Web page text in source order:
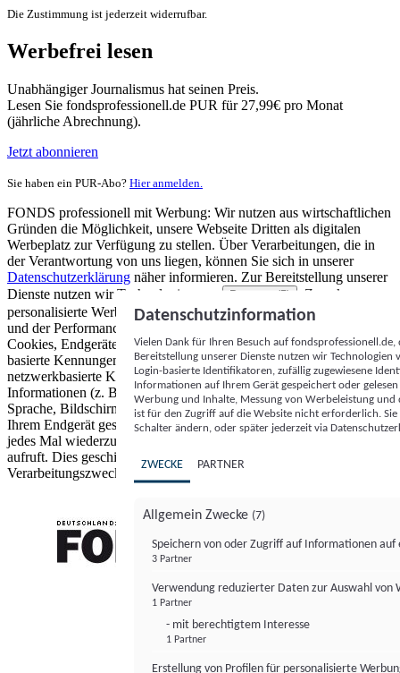
Die Zustimmung ist jederzeit widerrufbar.
Werbefrei lesen
Unabhängiger Journalismus hat seinen Preis.
Lesen Sie fondsprofessionell.de PUR für 27,99€ pro Monat
(jährliche Abrechnung).
Jetzt abonnieren
Sie haben ein PUR-Abo? Hier anmelden.
FONDS professionell mit Werbung: Wir nutzen aus wirtschaftlichen
Gründen die Möglichkeit, unsere Webseite Dritten als digitalen
Werbeplatz zur Verfügung zu stellen. Über Verarbeitungen, die in
der Verantwortung von uns liegen, können Sie sich in unserer
Datenschutzerklärung näher informieren. Zur Bereitstellung unserer
Dienste nutzen wir Technologien von
Partnern (5)
. Zwecke:
personalisierte Werbung und Inhalte, Messung von Werbeleistung
und der Performance von Inhalten sowie Zielgruppenforschung.
Cookies, Endgeräte- oder ähnliche Online-Kennungen (z. B. login-
basierte Kennungen, zufällig generierte Kennungen,
netzwerkbasierte Kennungen) können zusammen mit anderen
Informationen (z. B. Browsertyp und Browserinformationen,
Sprache, Bildschirmgröße, unterstützte Technologien usw.) auf
Ihrem Endgerät gespeichert oder von dort ausgelesen werden, um es
jedes Mal wiederzuerkennen, wenn es eine App oder einer Webseite
aufruft. Dies geschieht für einen oder mehrere der hier aufgeführten
Verarbeitungszwecke.
Datenschutzinformation
Vielen Dank für Ihren Besuch auf
Bereitstellung unserer Dienste nutzen wir Technologien
Login-basierte Identifikatoren, zufällig zugewiesene
Informationen auf Ihrem Gerät gespeichert oder
Werbung und Inhalte, Messung von Werbeleistung
ist für den Zugriff auf die Website nicht erforderlich.
Schalter ändern, oder später jederzeit via
ZWECKE PARTNER
Allgemein Zwecke (7)
Speichern von oder Zugriff auf Informationen auf
3 Partner
Verwendung reduzierter Daten zur Auswahl von
1 Partner
- mit berechtigtem Interesse
1 Partner
Erstellung von Profilen für personalisierte
FONDS professionell